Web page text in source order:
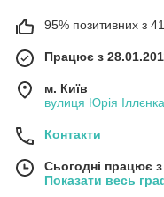
95% позитивних з
Працює з
м. Київ
вулиця Юрія
Контакти
Сьогодні працює
Показати весь